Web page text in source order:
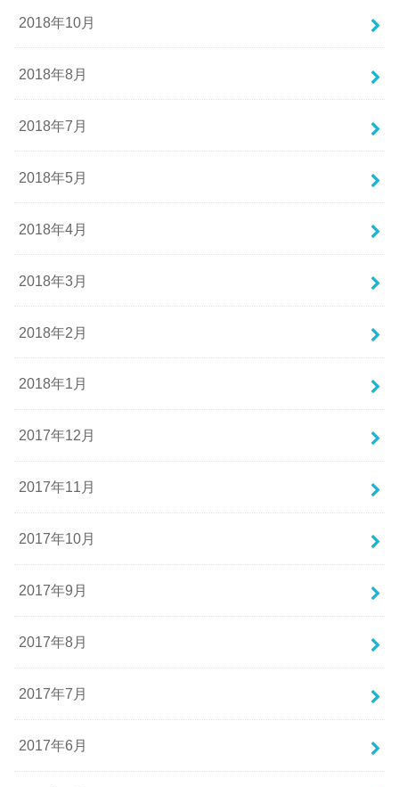
2018年10月
2018年8月
2018年7月
2018年5月
2018年4月
2018年3月
2018年2月
2018年1月
2017年12月
2017年11月
2017年10月
2017年9月
2017年8月
2017年7月
2017年6月